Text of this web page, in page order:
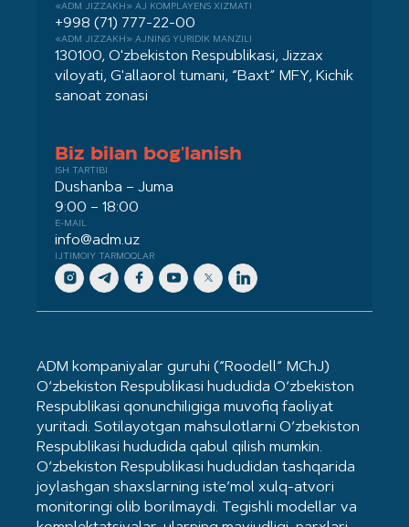
«ADM JIZZAKH» AJ KOMPLAYENS XIZMATI
+998 (71) 777-22-00
«ADM JIZZAKH» AJNING YURIDIK MANZILI
130100, O'zbekiston Respublikasi, Jizzax
viloyati, G'allaorol tumani, “Baxt” MFY, Kichik
sanoat zonasi
Biz bilan bog'lanish
ISH TARTIBI
Dushanba – Juma
9:00 – 18:00
E-MAIL
info@adm.uz
IJTIMOIY TARMOQLAR
ADM kompaniyalar guruhi (“Roodell” MChJ)
O‘zbekiston Respublikasi hududida O‘zbekiston
Respublikasi qonunchiligiga muvofiq faoliyat
yuritadi. Sotilayotgan mahsulotlarni O‘zbekiston
Respublikasi hududida qabul qilish mumkin.
O‘zbekiston Respublikasi hududidan tashqarida
joylashgan shaxslarning iste’mol xulq-atvori
monitoringi olib borilmaydi. Tegishli modellar va